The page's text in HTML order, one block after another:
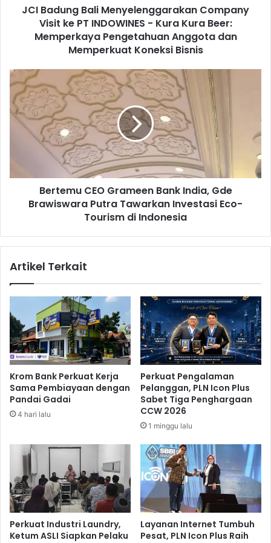
e
n
y
e
a
C
m
a
n
y
V
i
s
i
t
k
P
N
D
O
I
JCI Badung Bali Menyelenggarakan Company
Visit ke PT INDOWINES - Kura Kura Beer:
Memperkaya Pengetahuan Anggota dan
Memperkuat Koneksi Bisnis
B
e
t
E
e
n
k
I
n
d
i
a
G
e
a
w
i
s
w
Bertemu CEO Grameen Bank India, Gde
Brawiswara Putra Tawarkan Investasi Eco-
Tourism di Indonesia
Artikel Terkait
Krom Bank Perkuat Kerja
Sama Pembiayaan dengan
Pandai Gadai
4 hari lalu
Perkuat Pengalaman
Pelanggan, PLN Icon Plus
Sabet Tiga Penghargaan
CCW 2026
1 minggu lalu
Perkuat Industri Laundry,
Ketum ASLI Siapkan Pelaku
Layanan Internet Tumbuh
Pesat, PLN Icon Plus Raih